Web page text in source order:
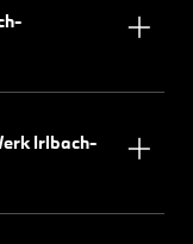
Irlbach-